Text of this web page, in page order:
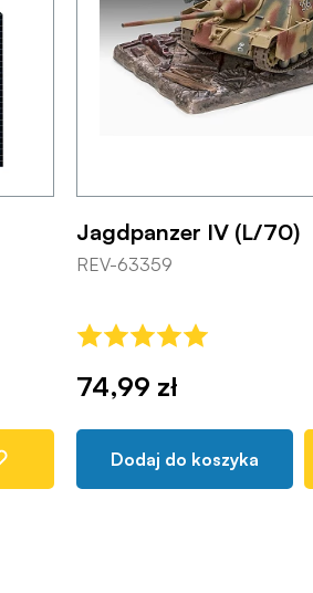
Jagdpanzer IV (L/70)
REV-63359
74,99 zł
Dodaj do koszyka